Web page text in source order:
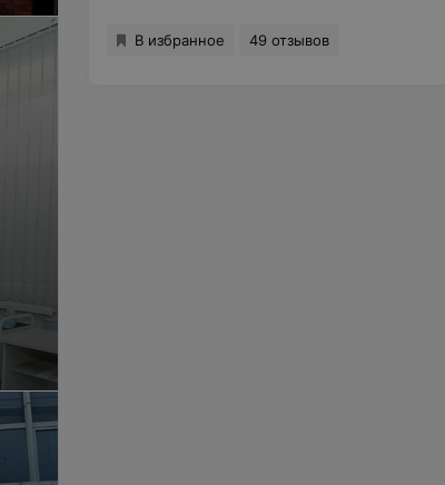
В избранное 49 отзывов